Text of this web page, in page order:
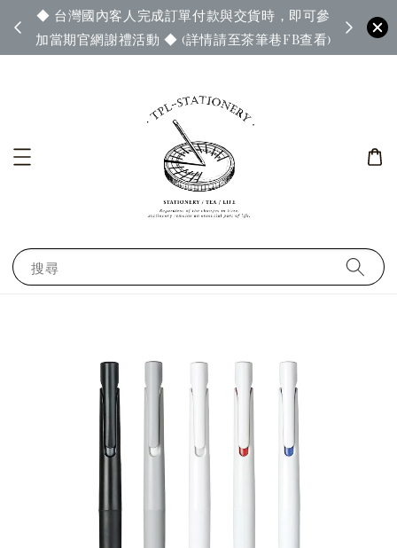
◆ 台灣國內客人完成訂單付款與交貨時，即可參
加當期官網謝禮活動 ◆ (詳情請至茶筆巷FB查看)
◆ 官
搜尋